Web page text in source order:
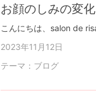
お顔のしみの変化
2023年11月12日
テーマ： ブログ